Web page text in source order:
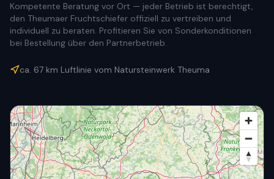
Kompetente Beratung vor Ort — jeder Betrieb ist berechtigt,
den Theumaer Fruchtschiefer offiziell zu vertreiben und
individuell zu beraten. Profitieren Sie von Sonderkonditionen
bei Bestellung über den Partnerbetrieb.
ca. 67 km Luftlinie vom Natursteinwerk Theuma